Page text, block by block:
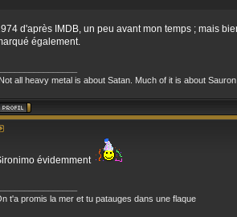
d'après IMDB, un peu avant mon temps ; mais
également.
all heavy metal is about Satan. Much of it is about
évidemment
t'a promis la mer et tu patauges dans une flaque